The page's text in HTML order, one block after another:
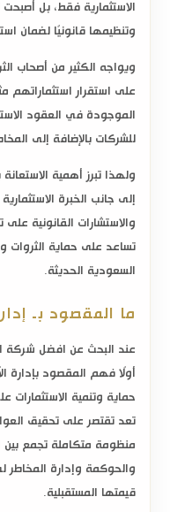
الاستثمارية فقط، بل
وتنظيمها قانونيًا لضمان
ويواجه الكثير من أصحاب
على استقرار استثماراتهم
الموجودة في العقود
للشركات بالإضافة إلى
ولهذا تبرز أهمية
إلى جانب الخبرة
والاستشارات القانونية
تساعد على حماية الثروات
السعودية الحديثة.
ما المقصود بـ
عند البحث عن افضل شركة
أولًا فهم المقصود بإدارة
حماية وتنمية الاستثمارات
تعد تقتصر على تحقيق
منظومة متكاملة تجمع بين
والحوكمة وإدارة المخاطر
قيمتها المستقبلية.